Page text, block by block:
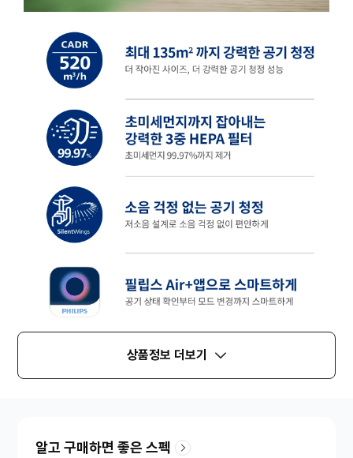
상품정보 더보기
알고 구매하면 좋은 스펙